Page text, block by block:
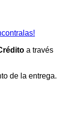
a través
de la entrega.